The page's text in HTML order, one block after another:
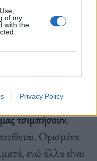
of my
with the
Privacy Policy
επίσης που θα
κουνούπια είναι
τσιμπήσουν,
Ορισμένα
ενώ άλλα είναι